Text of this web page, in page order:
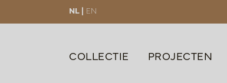
NL | EN
COLLECTIE PROJECTEN